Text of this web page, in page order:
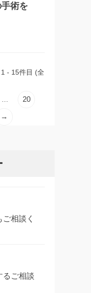
術を
- 15件目 (全
20
→
相談く
るご相談